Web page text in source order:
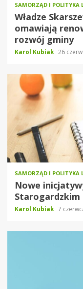
SAMORZĄD I POLITYKA
Władze
omawiają
rozwój gminy
Karol Kubiak 26
SAMORZĄD I POLITYKA
Nowe
Starogardzkim
Karol Kubiak 7